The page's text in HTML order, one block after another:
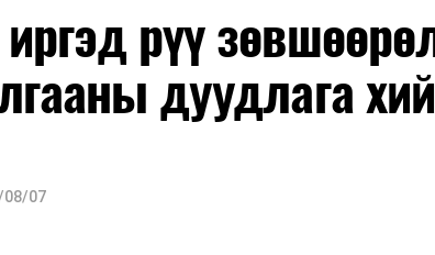
сарын 1-нээс цахимаар эхэлнэ.
сарын 14-нөөс танхимаар үргэлжилнэ.
дүгээр сарын 13-наас оюутнуудыг дотуур байранд
рүү
дуудлага
08/07